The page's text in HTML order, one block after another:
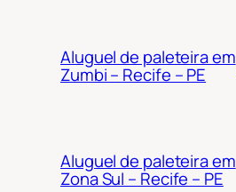
Aluguel de paleteira em
Zumbi – Recife – PE
Aluguel de paleteira em
Zona Sul – Recife – PE